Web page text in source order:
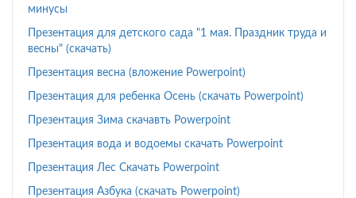
минусы
Презентация для детского сада "1 мая. Праздник труда и
весны" (скачать)
Презентация весна (вложение Powerpoint)
Презентация для ребенка Осень (скачать Powerpoint)
Презентация Зима скачавть Powerpoint
Презентация вода и водоемы скачать Powerpoint
Презентация Лес Скачать Powerpoint
Презентация Азбука (скачать Powerpoint)